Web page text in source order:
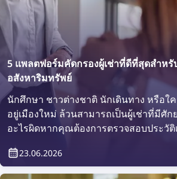
5 แพลตฟอร์มคัดกรองผู้เช่าที่ดีที่สุดสำหรั
อสังหาริมทรัพย์
นักศึกษา ชาวต่างชาติ นักเดินทาง หรือใ
อยู่เมืองใหม่ ล้วนสามารถเป็นผู้เช่าที่มีศั
อะไรผิดหากคุณต้องการตรวจสอบประวัติ
คุณ แล้วจะทำได้อย่างไร? คำตอบคือทำได้
แพลตฟอร์มคัดกรองผู้เช่า
23.06.2026